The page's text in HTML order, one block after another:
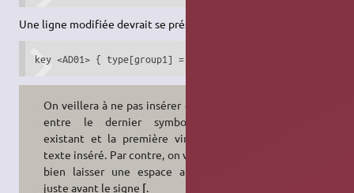
Une ligne modifiée devrait se présenter ainsi :
key <AD01> { type[group1] =
On veillera à ne pas insérer d'espace
entre le dernier symbole pré-
existant et la première virgule du
texte inséré. Par contre, on veillera à
bien laisser une espace au moins
juste avant le signe [.